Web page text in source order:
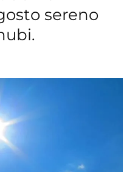
sereno